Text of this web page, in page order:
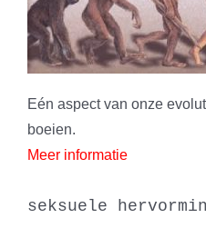
Eén aspect van onze
boeien.
Meer informatie
seksuele